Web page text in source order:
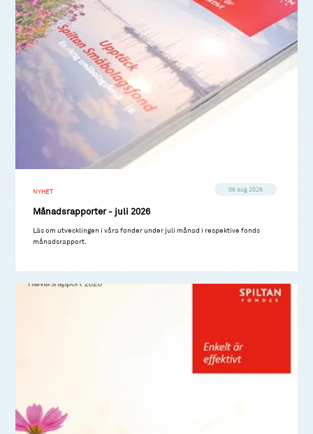
NYHET 06 aug 2026
Månadsrapporter - juli 2026
Läs om utvecklingen i våra fonder under juli månad i respektive fonds
månadsrapport.